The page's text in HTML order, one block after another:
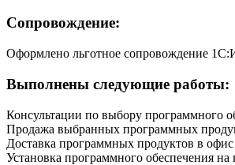
Сопровождение:
Оформлено льготное сопровождение
Выполнены следующие работы:
Консультации по выбору программного
Продажа выбранных программных
Доставка программных продуктов в офис
Установка программного обеспечения на